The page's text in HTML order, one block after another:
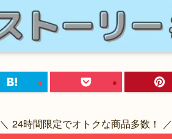
＼ 24時間限定でオトクな商品多数！ ／